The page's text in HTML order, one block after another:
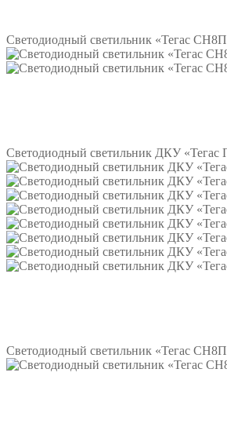
Светодиодный светильник «Тегас
Светодиодный светильник ДКУ «Тегас
Светодиодный светильник «Тегас